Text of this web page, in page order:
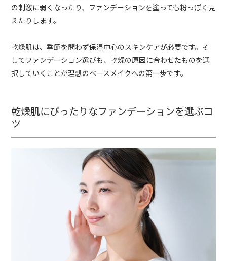
の刺激に弱くなったり、ファンデーションを塗っても粉っぽく見
えたりします。
乾燥肌は、季節を問わず保湿中心のスキンケアが必要です。そ
してファンデーション選びも、乾燥の原因に合わせたものを選
択していくことが理想のベースメイクへの第一歩です。
乾燥肌にぴったりなファンデーションを選ぶコ
ツ